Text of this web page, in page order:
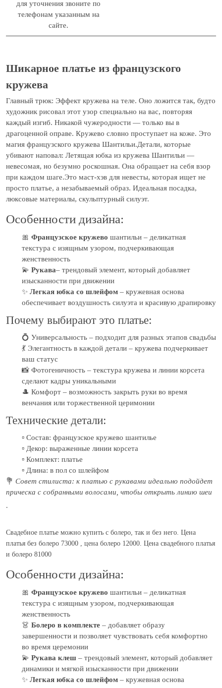
для уточнения звоните по
телефонам указанным на
сайте.
Шикарное платье из французского
кружева
Главный трюк: Эффект кружева на теле. Оно ложится так, будто
художник рисовал этот узор специально на вас, повторяя
каждый изгиб. Никакой чужеродности — только вы в
драгоценной оправе. Кружево словно проступает на коже. Это
магия французского кружева Шантильи.Детали, которые
убивают наповал: Летящая юбка из кружева Шантильи —
невесомая, но безумно роскошная. Она обращает на себя взор
при каждом шаге.Это маст-хэв для невесты, которая ищет не
просто платье, а незабываемый образ. Идеальная посадка,
люксовые материалы, скульптурный силуэт.
Особенности дизайна:
🎀 Французское кружево шантильи – деликатная
текстура с изящным узором, подчеркивающая
женственность
💫 Рукава– трендовый элемент, который добавляет
изысканности при движении
✨ Легкая юбка со шлейфом – кружевная основа
обеспечивает воздушность силуэта и красивую драпировку
Почему выбирают это платье:
💍 Универсальность – подходит для разных этапов свадьбы
💃 Элегантность в каждой детали – кружева подчеркивает
ваш статус
📸 Фотогеничность – текстура кружева и линии корсета
сделают кадры уникальными
🎩 Комфорт – возможность закрыть руки во время
венчания или торжественной церимонии
Технические детали:
▫️ Состав: французское кружево шантилье
▫️ Декор: выраженные линии корсета
▫️ Комплект: платье
▫️ Длина: в пол со шлейфом
💐 Совет стилиста: к платью с рукавами идеально подойдет
прическа с собранными волосами, чтобы открыть линию шеи
.
Свадебное платье можно купить с болеро, так и без него. Цена
платья без болеро 73000 , цена болеро 12000. Цена свадебного платья
и болеро 81000
Особенности дизайна:
🎀 Французское кружево шантильи – деликатная
текстура с изящным узором, подчеркивающая
женственность
👗 Болеро в комплекте – добавляет образу
завершенности и позволяет чувствовать себя комфортно
во время церемонии
💫 Рукава клеш – трендовый элемент, который добавляет
динамики и мягкой изысканности при движении
✨ Легкая юбка со шлейфом – кружевная основа